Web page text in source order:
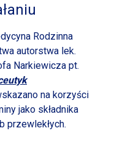
Rodzinna
autorstwa lek.
Narkiewicza pt.
na korzyści
jako składnika
przewlekłych.